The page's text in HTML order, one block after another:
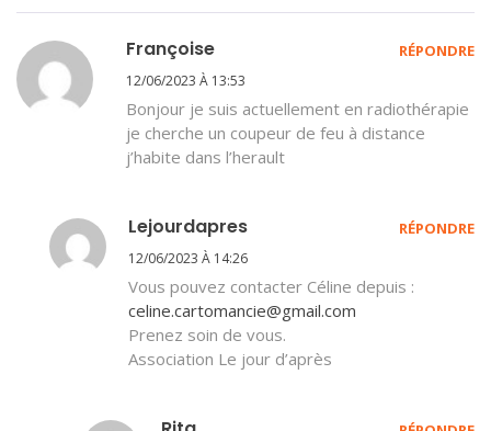
Françoise
12/06/2023 À 13:53
Bonjour je suis actuellement en radiothérapie
je cherche un coupeur de feu à distance
j’habite dans l’herault
RÉPONDRE
Lejourdapres
12/06/2023 À 14:26
Vous pouvez contacter Céline depuis :
celine.cartomancie@gmail.com
Prenez soin de vous.
Association Le jour d’après
RÉPONDRE